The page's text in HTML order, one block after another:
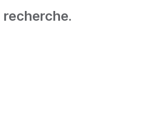
recherche.